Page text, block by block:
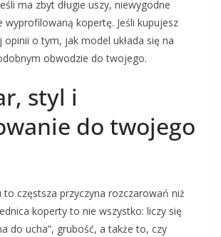
ma zbyt długie uszy, niewygodne
wyprofilowaną kopertę. Jeśli kupujesz
opinii o tym, jak model układa się na
obwodzie do twojego.
styl i
do twojego
częstsza przyczyna rozczarowań niż
koperty to nie wszystko: liczy się
do ucha”, grubość, a także to, czy